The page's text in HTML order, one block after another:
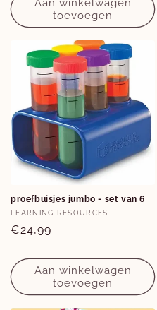
Aan winkelwagen
toevoegen
proefbuisjes jumbo - set van 6
Verkoper:
LEARNING RESOURCES
Normale
€24,99
Aan winkelwagen
toevoegen